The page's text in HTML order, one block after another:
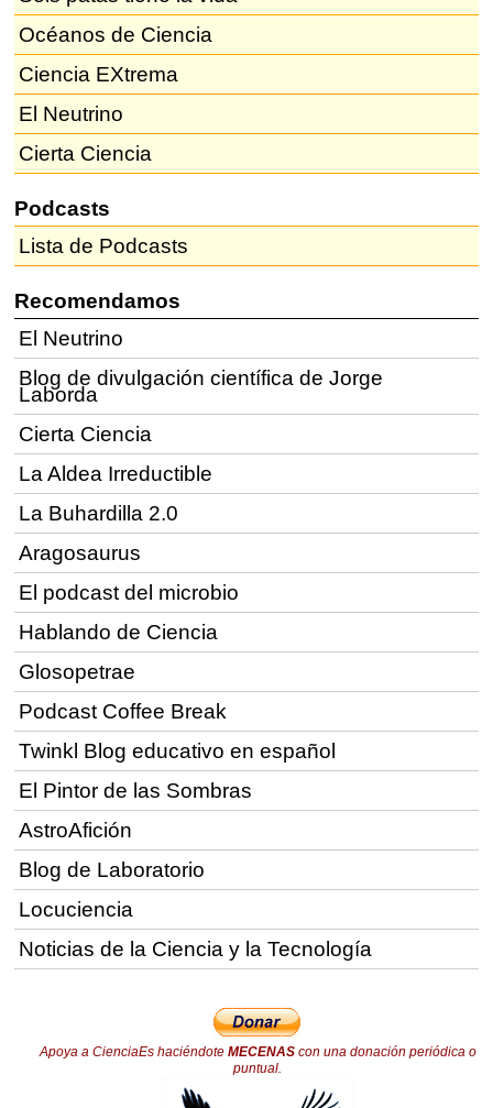
Océanos de Ciencia
Ciencia EXtrema
El Neutrino
Cierta Ciencia
Podcasts
Lista de Podcasts
Recomendamos
El Neutrino
Blog de divulgación científica de Jorge
Laborda
Cierta Ciencia
La Aldea Irreductible
La Buhardilla 2.0
Aragosaurus
El podcast del microbio
Hablando de Ciencia
Glosopetrae
Podcast Coffee Break
Twinkl Blog educativo en español
El Pintor de las Sombras
AstroAfición
Blog de Laboratorio
Locuciencia
Noticias de la Ciencia y la Tecnología
Apoya a CienciaEs haciéndote MECENAScon una donación periódica o
puntual.